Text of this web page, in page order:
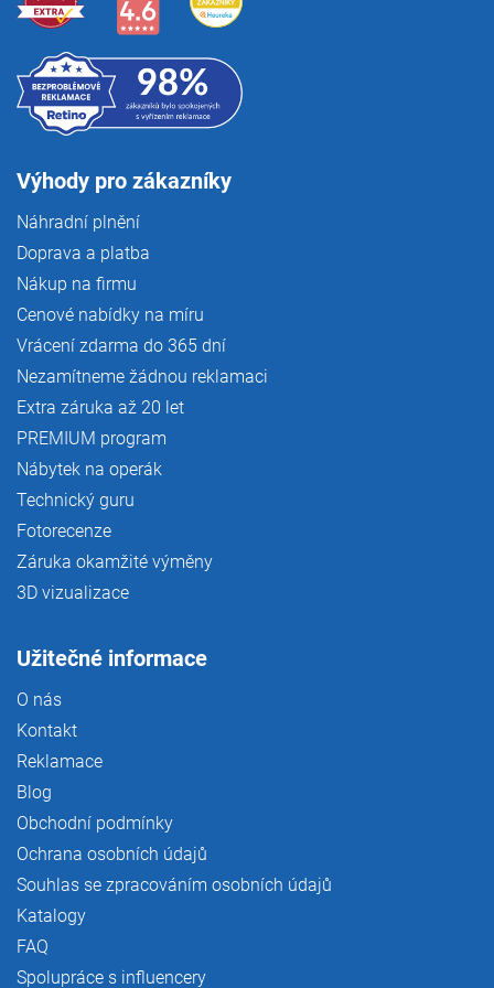
Výhody pro zákazníky
Náhradní plnění
Doprava a platba
Nákup na firmu
Cenové nabídky na míru
Vrácení zdarma do 365 dní
Nezamítneme žádnou reklamaci
Extra záruka až 20 let
PREMIUM program
Nábytek na operák
Technický guru
Fotorecenze
Záruka okamžité výměny
3D vizualizace
Užitečné informace
O nás
Kontakt
Reklamace
Blog
Obchodní podmínky
Ochrana osobních údajů
Souhlas se zpracováním osobních údajů
Katalogy
FAQ
Spolupráce s influencery